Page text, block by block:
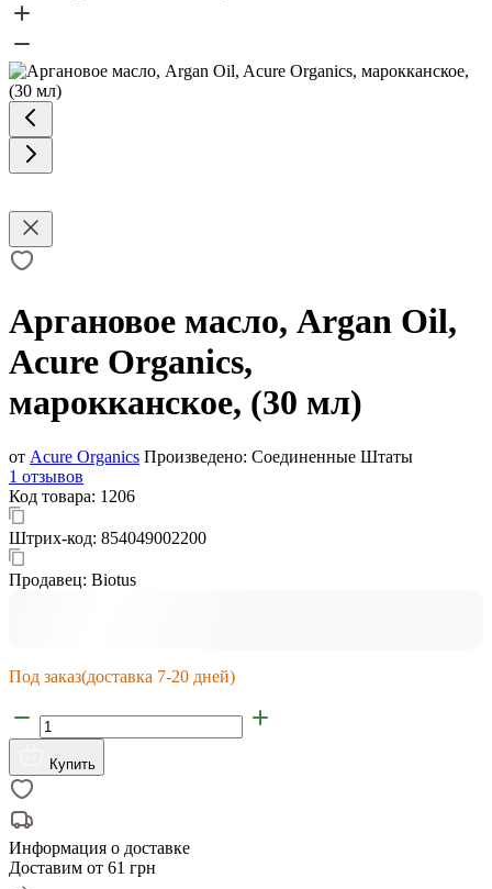
Аргановое масло, Argan Oil,
Acure Organics,
марокканское, (30 мл)
от Acure Organics Произведено: Соединенные Штаты
1 отзывов
Код товара: 1206
Штрих-код: 854049002200
Продавец: Biotus
Под заказ(доставка 7-20 дней)
Купить
Информация о доставке
Доставим от 61 грн